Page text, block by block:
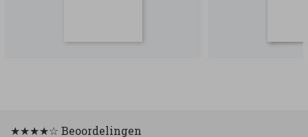
★★★★☆ Beoordelingen